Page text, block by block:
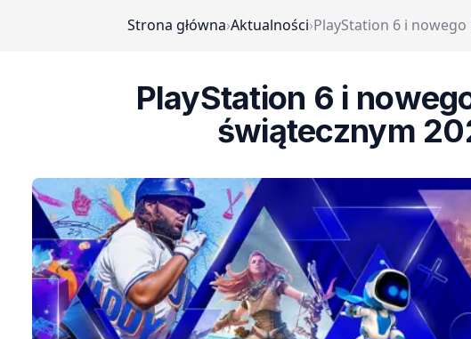
Strona główna›Aktualności›PlayStation 6 i
PlayStation 6 i
świątecznym